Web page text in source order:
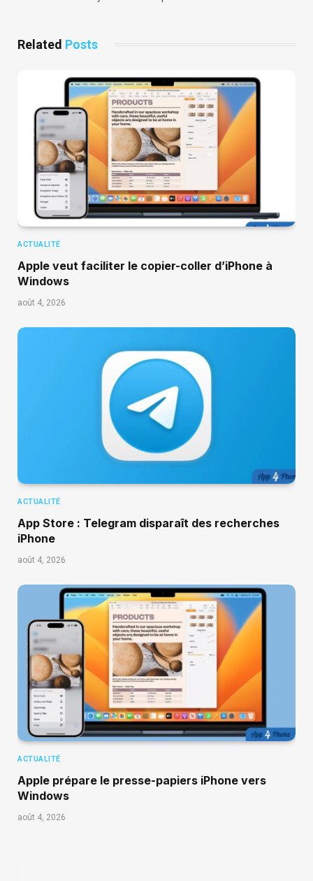
Related Posts
ACTUALITÉ
Apple veut faciliter le copier-coller d’iPhone à
Windows
août 4, 2026
ACTUALITÉ
App Store : Telegram disparaît des recherches
iPhone
août 4, 2026
ACTUALITÉ
Apple prépare le presse-papiers iPhone vers
Windows
août 4, 2026